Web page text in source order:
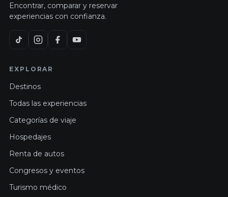
Encontrar, comparar y reservar
experiencias con confianza.
EXPLORAR
Destinos
Todas las experiencias
Categorías de viaje
Hospedajes
Renta de autos
Congresos y eventos
Turismo médico